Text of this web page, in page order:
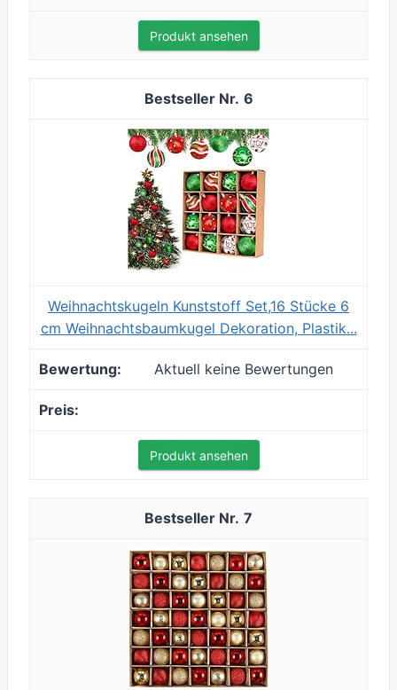
Produkt ansehen
6
Weihnachtskugeln Kunststoff Set,16 Stücke 6
cm Weihnachtsbaumkugel Dekoration, Plastik...
Aktuell keine Bewertungen
Produkt ansehen
7